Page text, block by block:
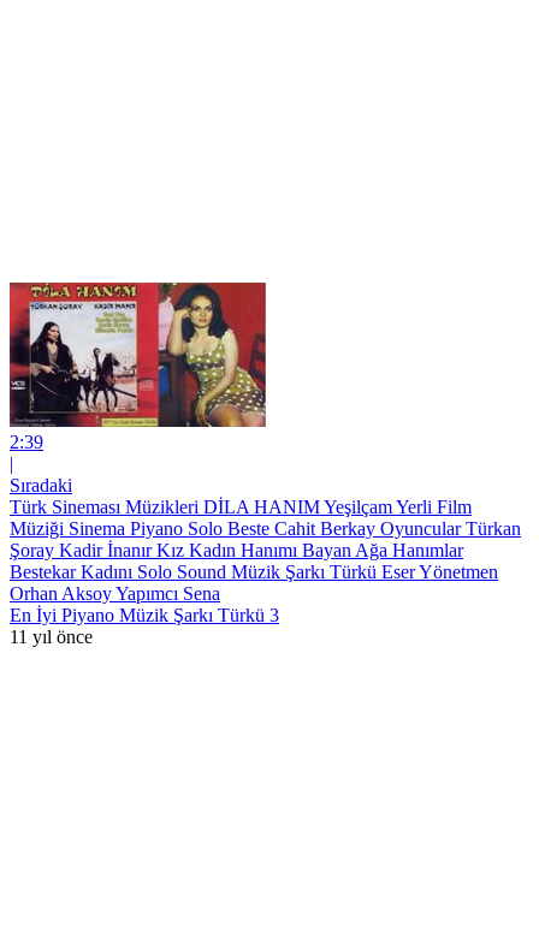
2:39
|
Sıradaki
Türk Sineması Müzikleri DİLA HANIM Yeşilçam Yerli Film
Müziği Sinema Piyano Solo Beste Cahit Berkay Oyuncular Türkan
Şoray Kadir İnanır Kız Kadın Hanımı Bayan Ağa Hanımlar
Bestekar Kadını Solo Sound Müzik Şarkı Türkü Eser Yönetmen
Orhan Aksoy Yapımcı Sena
En İyi Piyano Müzik Şarkı Türkü 3
11 yıl önce